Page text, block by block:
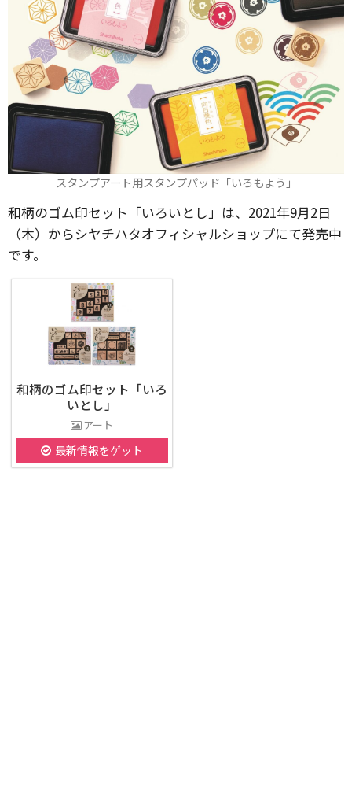
スタンプアート用スタンプパッド「いろもよう」
和柄のゴム印セット「いろいとし」は、2021年9月2日
（木）からシヤチハタオフィシャルショップにて発売中
です。
和柄のゴム印セット「いろ
いとし」
アート
最新情報をゲット